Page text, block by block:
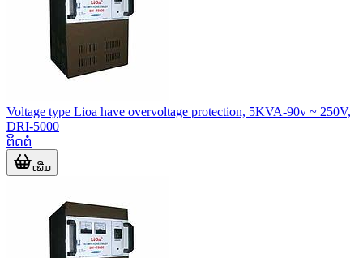
Voltage type Lioa have overvoltage protection, 5KVA-90v ~ 250V,
DRI-5000
ຕິດຕໍ່
ເພີ່ມ